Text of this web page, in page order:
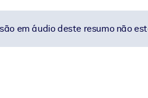
em áudio deste resumo não